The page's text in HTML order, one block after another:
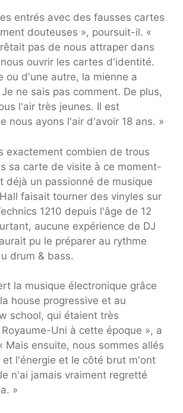
entrés avec des fausses cartes
douteuses », poursuit-il. «
pas de nous attraper dans
ouvrir les cartes d'identité.
ou d'une autre, la mienne a
ne sais pas comment. De plus,
l'air très jeunes. Il est
nous ayons l'air d'avoir 18 ans. »
exactement combien de trous
sa carte de visite à ce moment-
déjà un passionné de musique
faisait tourner des vinyles sur
1210 depuis l'âge de 12
aucune expérience de DJ
pu le préparer au rythme
drum & bass.
la musique électronique grâce
house progressive et au
school, qui étaient très
Uni à cette époque », a
Mais ensuite, nous sommes allés
et l'énergie et le côté brut m'ont
n'ai jamais vraiment regretté
»